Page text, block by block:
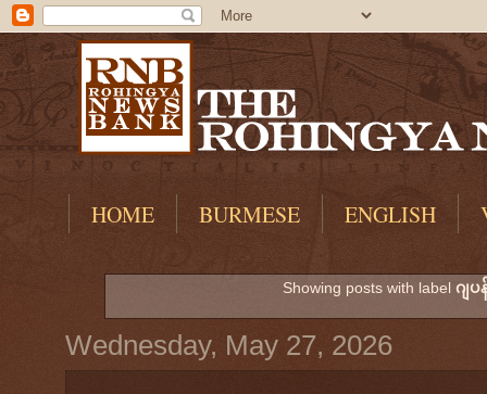
HOME BURMESE ENGLISH
Showing posts with label ဂျ
Wednesday, May 27, 2026